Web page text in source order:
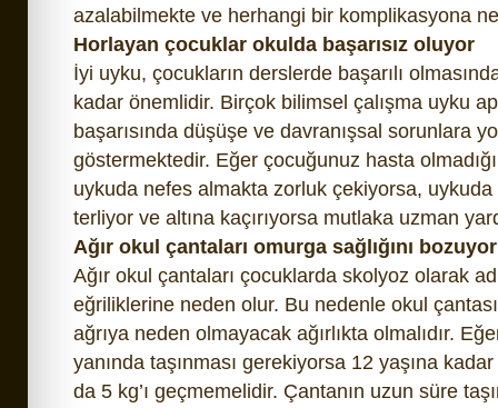
azalabilmekte ve herhangi bir komplikasyona
Horlayan çocuklar okulda başarısız oluyor
İyi uyku, çocukların derslerde başarılı
kadar önemlidir. Birçok bilimsel çalışma uyku
başarısında düşüşe ve davranışsal sorunlara
göstermektedir. Eğer çocuğunuz hasta
uykuda nefes almakta zorluk çekiyorsa,
terliyor ve altına kaçırıyorsa mutlaka uzman
Ağır okul çantaları omurga sağlığını bozuyor
Ağır okul çantaları çocuklarda skolyoz olarak
eğriliklerine neden olur. Bu nedenle okul
ağrıya neden olmayacak ağırlıkta olmalıdır.
yanında taşınması gerekiyorsa 12 yaşına kadar
da 5 kg’ı geçmemelidir. Çantanın uzun süre